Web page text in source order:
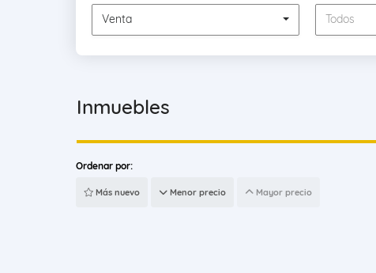
Venta Todos
Inmuebles
Ordenar por:
Más nuevo Menor precio Mayor precio